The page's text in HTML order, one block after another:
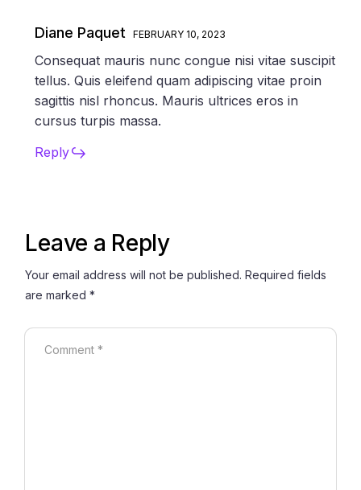
Diane Paquet FEBRUARY 10, 2023
Consequat mauris nunc congue nisi vitae suscipit
tellus. Quis eleifend quam adipiscing vitae proin
sagittis nisl rhoncus. Mauris ultrices eros in
cursus turpis massa.
Reply
Leave a Reply
Your email address will not be published. Required fields
are marked*